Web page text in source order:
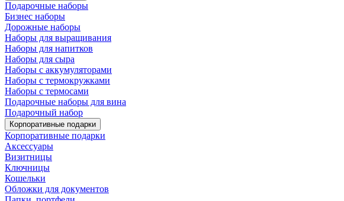
Подарочные наборы
Бизнес наборы
Дорожные наборы
Наборы для выращивания
Наборы для напитков
Наборы для сыра
Наборы с аккумуляторами
Наборы с термокружками
Наборы с термосами
Подарочные наборы для вина
Подарочный набор
Корпоративные подарки
Корпоративные подарки
Аксессуары
Визитницы
Ключницы
Кошельки
Обложки для документов